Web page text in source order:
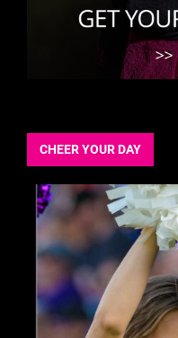
CHEER YOUR DAY